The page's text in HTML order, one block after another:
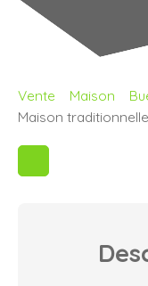
Vente Maison
Maison